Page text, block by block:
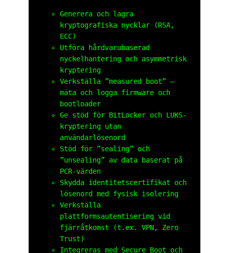
Generera och lagra
kryptografiska nycklar (RSA,
ECC)
Utföra hårdvarubaserad
nyckelhantering och asymmetrisk
kryptering
Verkställa ”measured boot” –
mäta och logga firmware och
bootloader
Ge stöd för BitLocker och LUKS-
kryptering utan
användarlösenord
Stöd för ”sealing” och
”unsealing” av data baserat på
PCR-värden
Skydda identitetscertifikat och
lösenord med fysisk isolering
Verkställa
plattformsautentisering vid
fjärråtkomst (t.ex. VPN, Zero
Trust)
Integreras med Secure Boot och